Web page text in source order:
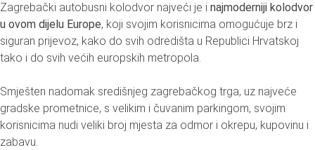
Zagrebački autobusni kolodvor najveći je i najmoderniji kolodvor
u ovom dijelu Europe, koji svojim korisnicima omogućuje brz i
siguran prijevoz, kako do svih odredišta u Republici Hrvatskoj
tako i do svih većih europskih metropola.
Smješten nadomak središnjeg zagrebačkog trga, uz najveće
gradske prometnice, s velikim i čuvanim parkingom, svojim
korisnicima nudi veliki broj mjesta za odmor i okrepu, kupovinu i
zabavu.